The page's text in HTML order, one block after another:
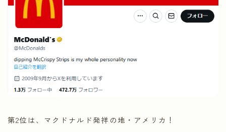
第2位は、マクドナルド発祥の地・アメリカ！